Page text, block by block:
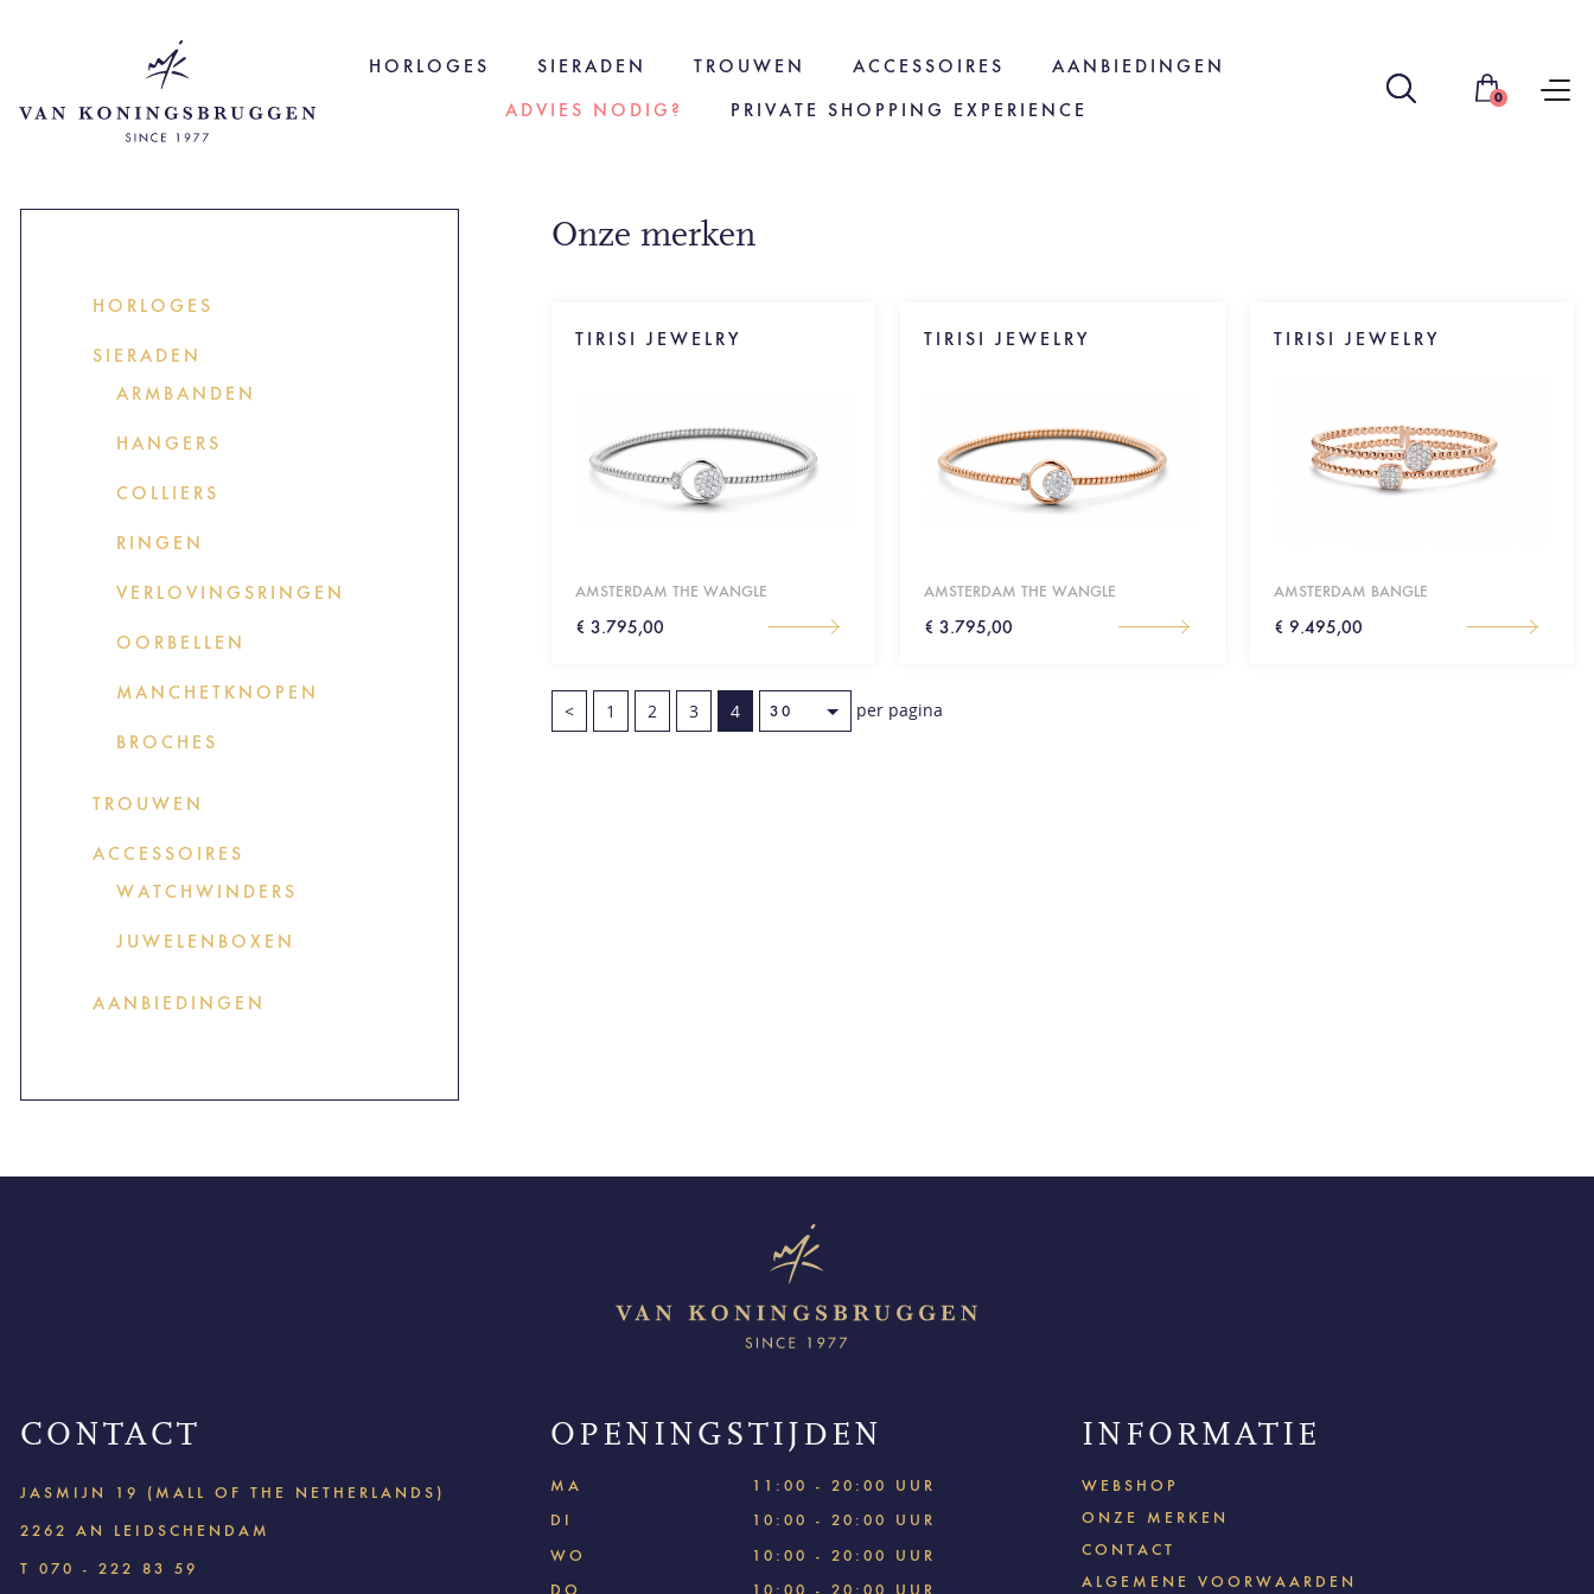
HORLOGES SIERADEN TROUWEN ACCESSOIRES
AANBIEDINGEN
ADVIES NODIG?
PRIVATE SHOPPING EXPERIENCE
0
HORLOGES
SIERADEN
ARMBANDEN
HANGERS
COLLIERS
RINGEN
VERLOVINGSRINGEN
OORBELLEN
MANCHETKNOPEN
BROCHES
TROUWEN
ACCESSOIRES
WATCHWINDERS
JUWELENBOXEN
AANBIEDINGEN
Onze merken
TIRISI JEWELRY
AMSTERDAM THE WANGLE
€ 3.795,00
TIRISI JEWELRY
AMSTERDAM THE WANGLE
€ 3.795,00
TIRISI JEWELRY
AMSTERDAM BANGLE
€ 9.495,00
< 1 2 3 4 per pagina
CONTACT
JASMIJN 19 (MALL OF THE NETHERLANDS)
2262 AN LEIDSCHENDAM
T 070 - 222 83 59
OPENINGSTIJDEN
MA
11:00 - 20:00 UUR
DI
10:00 - 20:00 UUR
WO
10:00 - 20:00 UUR
DO
10:00 - 20:00 UUR
INFORMATIE
WEBSHOP
ONZE MERKEN
CONTACT
ALGEMENE VOORWAARDEN